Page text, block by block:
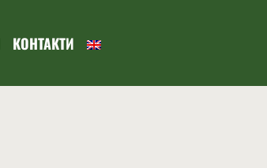
КОНТАКТИ